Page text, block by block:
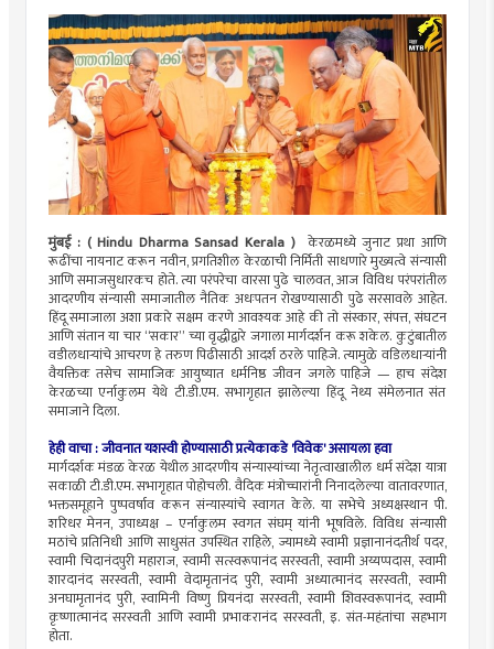
मुंबई : ( Hindu Dharma Sansad Kerala ) केरळमध्ये जुनाट प्रथा आणि
रूढींचा नायनाट करून नवीन, प्रगतिशील केरळाची निर्मिती साधणारे मुख्यत्वे संन्यासी
आणि समाजसुधारकच होते. त्या परंपरेचा वारसा पुढे चालवत, आज विविध परंपरांतील
आदरणीय संन्यासी समाजातील नैतिक अधःपतन रोखण्यासाठी पुढे सरसावले आहेत.
हिंदू समाजाला अशा प्रकारे सक्षम करणे आवश्यक आहे की तो संस्कार, संपत्त, संघटन
आणि संतान या चार “सकार” च्या वृद्धीद्वारे जगाला मार्गदर्शन करू शकेल. कुटुंबातील
वडीलधाऱ्यांचे आचरण हे तरुण पिढीसाठी आदर्श ठरले पाहिजे. त्यामुळे वडिलधाऱ्यांनी
वैयक्तिक तसेच सामाजिक आयुष्यात धर्मनिष्ठ जीवन जगले पाहिजे — हाच संदेश
केरळच्या एर्नाकुलम येथे टी.डी.एम. सभागृहात झालेल्या हिंदू नेथ्य संमेलनात संत
समाजाने दिला.
हेही वाचा :जीवनात यशस्वी होण्यासाठी प्रत्येकाकडे 'विवेक' असायला हवा
मार्गदर्शक मंडळ केरळ येथील आदरणीय संन्यास्यांच्या नेतृत्वाखालील धर्म संदेश यात्रा
सकाळी टी.डी.एम. सभागृहात पोहोचली. वैदिक मंत्रोच्चारांनी निनादलेल्या वातावरणात,
भक्तसमूहाने पुष्पवर्षाव करून संन्यास्यांचे स्वागत केले. या सभेचे अध्यक्षस्थान पी.
शरिधर मेनन, उपाध्यक्ष – एर्नाकुलम स्वगत संघम् यांनी भूषविले. विविध संन्यासी
मठांचे प्रतिनिधी आणि साधुसंत उपस्थित राहिले, ज्यामध्ये स्वामी प्रज्ञानानंदतीर्थ पदर,
स्वामी चिदानंदपुरी महाराज, स्वामी सत्स्वरूपानंद सरस्वती, स्वामी अय्यप्पदास, स्वामी
शारदानंद सरस्वती, स्वामी वेदामृतानंद पुरी, स्वामी अध्यात्मानंद सरस्वती, स्वामी
अनघामृतानंद पुरी, स्वामिनी विष्णु प्रियनंदा सरस्वती, स्वामी शिवस्वरूपानंद, स्वामी
कृष्णात्मानंद सरस्वती आणि स्वामी प्रभाकरानंद सरस्वती, इ. संत-महंतांचा सहभाग
होता.